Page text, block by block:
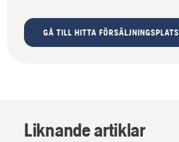
GÅ TILL HITTA FÖRSÄLJNINGSPLATS
Liknande artiklar